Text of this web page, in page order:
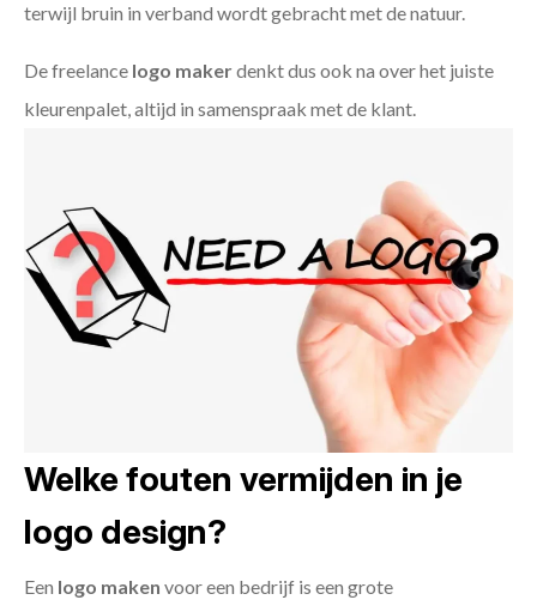
terwijl bruin in verband wordt gebracht met de natuur.
De freelance logo makerdenkt dus ook na over het juiste
kleurenpalet, altijd in samenspraak met de klant.
Welke fouten vermijden in je
logo design?
Een logo maken voor een bedrijf is een grote